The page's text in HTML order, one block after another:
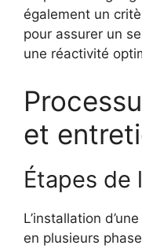
également un
pour assurer un
une réactivité
et
Étapes de
L’installation d’une
en plusieurs